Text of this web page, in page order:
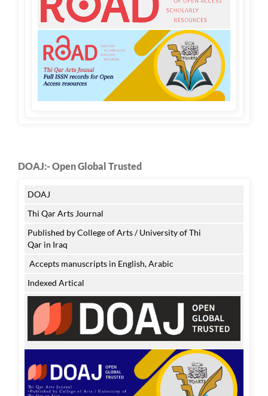
DOAJ:- Open Global Trusted
DOAJ
Thi Qar Arts Journal
Published by College of Arts / University of Thi
Qar in Iraq
Accepts manuscripts in English, Arabic
Indexed Artical